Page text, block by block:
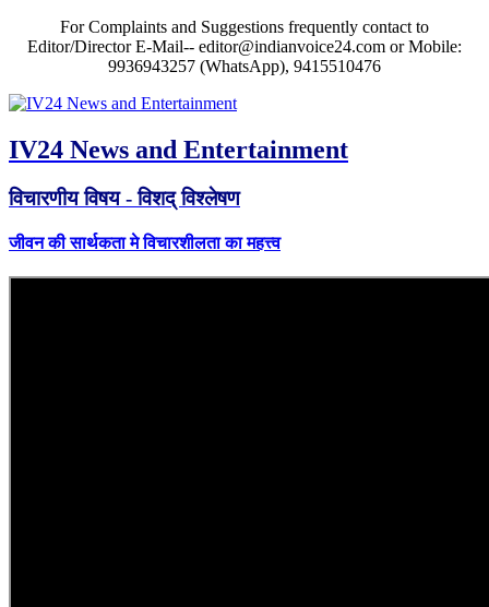
For Complaints and Suggestions frequently contact to
Editor/Director E-Mail-- editor@indianvoice24.com or Mobile:
9936943257 (WhatsApp), 9415510476
IV24 News and Entertainment
विचारणीय विषय - विशद् विश्लेषण
जीवन की सार्थकता मे विचारशीलता का महत्त्व